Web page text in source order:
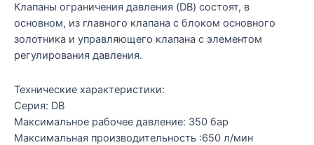
Клапаны ограничения давления (DB) состоят, в
основном, из главного клапана с блоком основного
золотника и управляющего клапана с элементом
регулирования давления.
Технические характеристики:
Серия: DB
Максимальное рабочее давление: 350 бар
Максимальная производительность :650 л/мин